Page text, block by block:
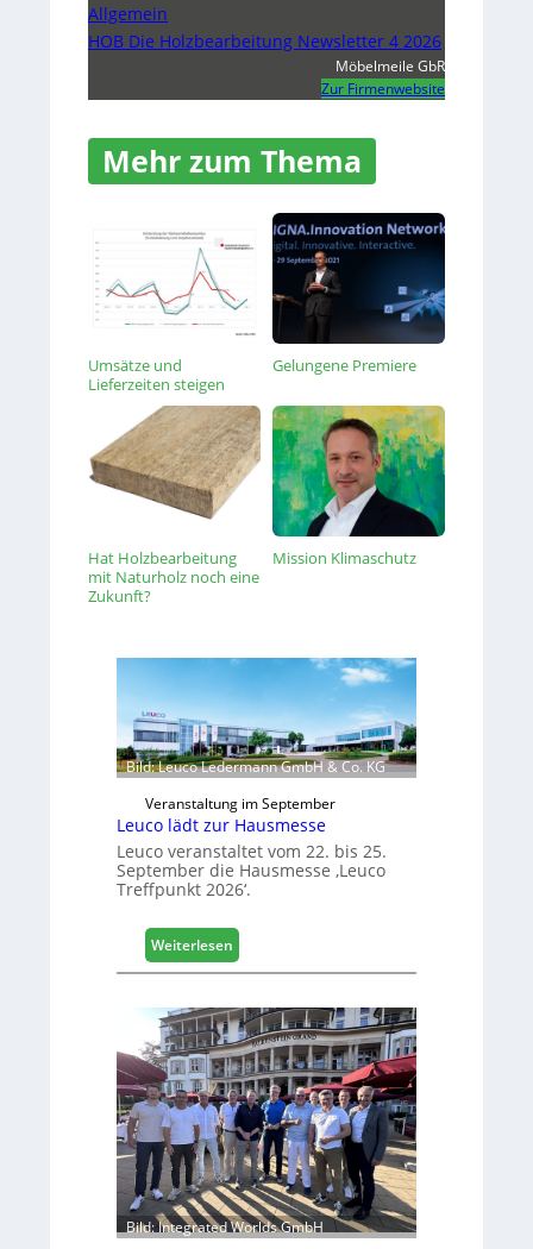
Allgemein
HOB Die Holzbearbeitung Newsletter 4 2026
Möbelmeile GbR
Zur Firmenwebsite
Mehr zum Thema
Umsätze und
Lieferzeiten steigen
Gelungene Premiere
Hat Holzbearbeitung
mit Naturholz noch eine
Zukunft?
Mission Klimaschutz
Bild: Leuco Ledermann GmbH & Co. KG
Veranstaltung im September
Leuco lädt zur Hausmesse
Leuco veranstaltet vom 22. bis 25.
September die Hausmesse ‚Leuco
Treffpunkt 2026‘.
Weiterlesen
L
u
c
o
l
ä
d
t
z
u
r
H
Bild: Integrated Worlds GmbH